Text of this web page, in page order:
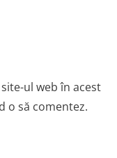
ul web în acest
o să comentez.